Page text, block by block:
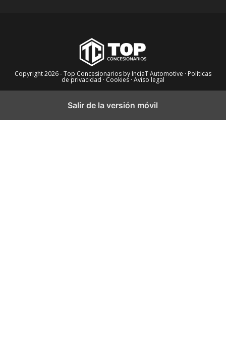
Copyright 2026 - Top Concesionarios by InciaT Automotive · Políticas
de privacidad · Cookies · Aviso legal
Salir de la versión móvil